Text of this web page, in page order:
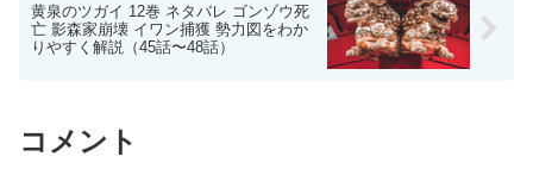
黄泉のツガイ 12巻 ネタバレ ゴンゾウ死
亡 影森家崩壊 イワン捕獲 勢力図をわか
りやすく解説（45話〜48話）
コメント